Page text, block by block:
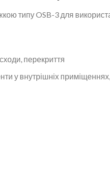
типу OSB-3 для
перекриття
у внутрішніх